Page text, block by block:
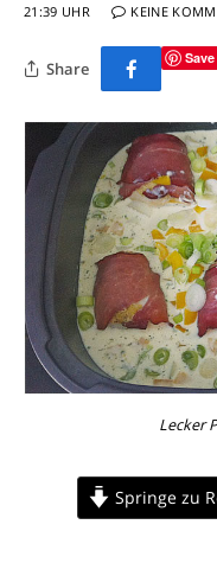
21:39 UHR
KEINE
Share Save
Lecker
Springe zu